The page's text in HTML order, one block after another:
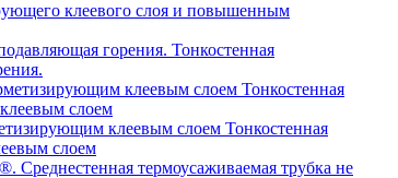
клеевого слоя и повышенным
Тонкостенная
Тонкостенная
слоем
Тонкостенная
слоем
Среднестенная термоусаживаемая трубка не